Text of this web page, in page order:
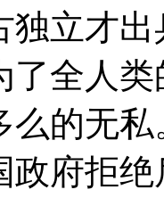
独立才
了全人
么的无
政府拒